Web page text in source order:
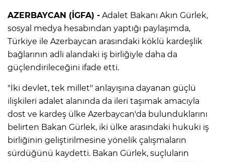
AZERBAYCAN (İGFA) - Adalet Bakanı Akın Gürlek,
sosyal medya hesabından yaptığı paylaşımda,
Türkiye ile Azerbaycan arasındaki köklü kardeşlik
bağlarının adli alandaki iş birliğiyle daha da
güçlendirileceğini ifade etti.
"İki devlet, tek millet" anlayışına dayanan güçlü
ilişkileri adalet alanında da ileri taşımak amacıyla
dost ve kardeş ülke Azerbaycan'da bulunduklarını
belirten Bakan Gürlek, iki ülke arasındaki hukuki iş
birliğinin geliştirilmesine yönelik çalışmaların
sürdüğünü kaydetti. Bakan Gürlek, suçluların